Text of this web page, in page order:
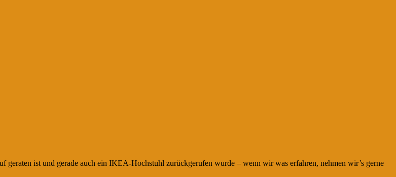
ist und gerade auch ein IKEA-Hochstuhl zurückgerufen wurde – wenn wir was erfahren, nehmen wir’s gerne